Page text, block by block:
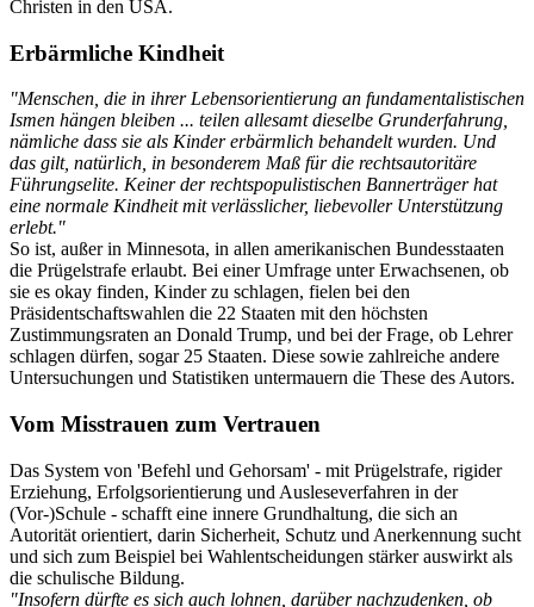
Christen in den USA.
Erbärmliche Kindheit
"Menschen, die in ihrer Lebensorientierung an fundamentalistischen
Ismen hängen bleiben ... teilen allesamt dieselbe Grunderfahrung,
nämliche dass sie als Kinder erbärmlich behandelt wurden. Und
das gilt, natürlich, in besonderem Maß für die rechtsautoritäre
Führungselite. Keiner der rechtspopulistischen Bannerträger hat
eine normale Kindheit mit verlässlicher, liebevoller Unterstützung
erlebt."
So ist, außer in Minnesota, in allen amerikanischen Bundesstaaten
die Prügelstrafe erlaubt. Bei einer Umfrage unter Erwachsenen, ob
sie es okay finden, Kinder zu schlagen, fielen bei den
Präsidentschaftswahlen die 22 Staaten mit den höchsten
Zustimmungsraten an Donald Trump, und bei der Frage, ob Lehrer
schlagen dürfen, sogar 25 Staaten. Diese sowie zahlreiche andere
Untersuchungen und Statistiken untermauern die These des Autors.
Vom Misstrauen zum Vertrauen
Das System von 'Befehl und Gehorsam' - mit Prügelstrafe, rigider
Erziehung, Erfolgsorientierung und Ausleseverfahren in der
(Vor-)Schule - schafft eine innere Grundhaltung, die sich an
Autorität orientiert, darin Sicherheit, Schutz und Anerkennung sucht
und sich zum Beispiel bei Wahlentscheidungen stärker auswirkt als
die schulische Bildung.
"Insofern dürfte es sich auch lohnen, darüber nachzudenken, ob